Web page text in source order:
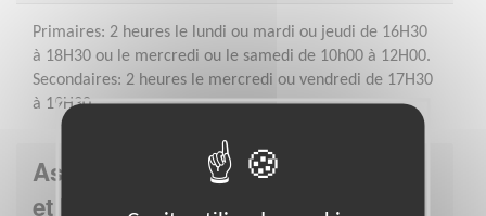
Primaires: 2 heures le lundi ou mardi ou jeudi de 16H30
à 18H30 ou le mercredi ou le samedi de 10h00 à 12H00.
Secondaires: 2 heures le mercredi ou vendredi de 17H30
à 19H30
Association : Accueil aux Familles
et Insertion - AFI